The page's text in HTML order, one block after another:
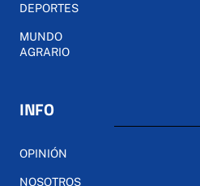
DEPORTES
MUNDO
AGRARIO
INFO
OPINIÓN
NOSOTROS